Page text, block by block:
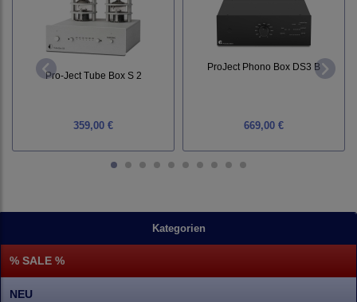
Kategorien
% SALE %
NEU
Pro-Ject Tube Box S 2
359,00 €
ProJect Phono Box DS3 B
669,00 €